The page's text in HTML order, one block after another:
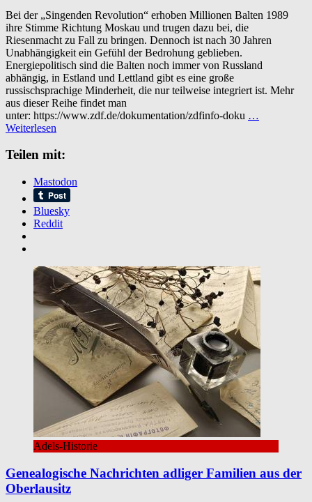
auf
ZDF-
Info:
Im
Schatten
Russlands:
Das
Bei der „Singenden Revolution“ erhoben Millionen Balten 1989
ihre Stimme Richtung Moskau und trugen dazu bei, die
Riesenmacht zu Fall zu bringen. Dennoch ist nach 30 Jahren
Unabhängigkeit ein Gefühl der Bedrohung geblieben.
Energiepolitisch sind die Balten noch immer von Russland
abhängig, in Estland und Lettland gibt es eine große
russischsprachige Minderheit, die nur teilweise integriert ist. Mehr
aus dieser Reihe findet man
unter: https://www.zdf.de/dokumentation/zdfinfo-doku …
Weiterlesen
Teilen mit:
Mastodon
Bluesky
Reddit
Adels-Historie
Genealogische Nachrichten adliger Familien aus der
Oberlausitz